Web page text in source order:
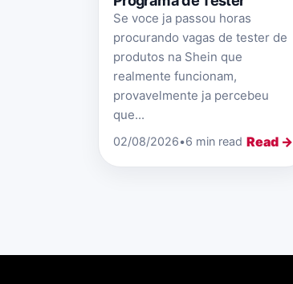
Se voce ja passou horas
procurando vagas de tester de
produtos na Shein que
realmente funcionam,
provavelmente ja percebeu
que...
02/08/2026•6 min read Read →